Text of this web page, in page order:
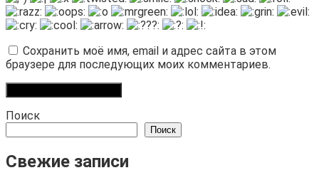
Сохранить моё имя, email и адрес сайта в этом
браузере для последующих моих комментариев.
Поиск
Поиск
Свежие записи